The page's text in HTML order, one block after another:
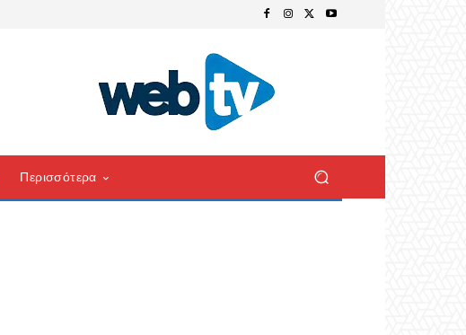
Περισσότερα